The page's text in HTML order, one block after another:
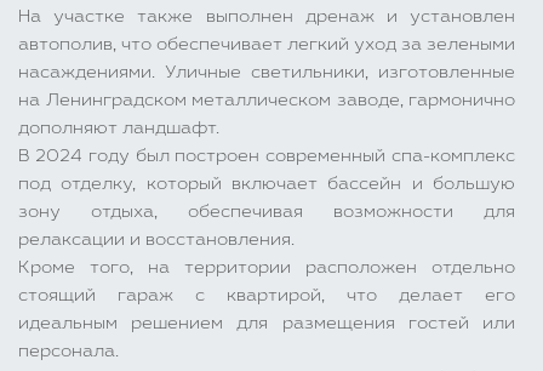
На участке также выполнен дренаж и установлен
автополив, что обеспечивает легкий уход за зелеными
насаждениями. Уличные светильники, изготовленные
на Ленинградском металлическом заводе, гармонично
дополняют ландшафт.
В 2024 году был построен современный спа-комплекс
под отделку, который включает бассейн и большую
зону отдыха, обеспечивая возможности для
релаксации и восстановления.
Кроме того, на территории расположен отдельно
стоящий гараж с квартирой, что делает его
идеальным решением для размещения гостей или
персонала.